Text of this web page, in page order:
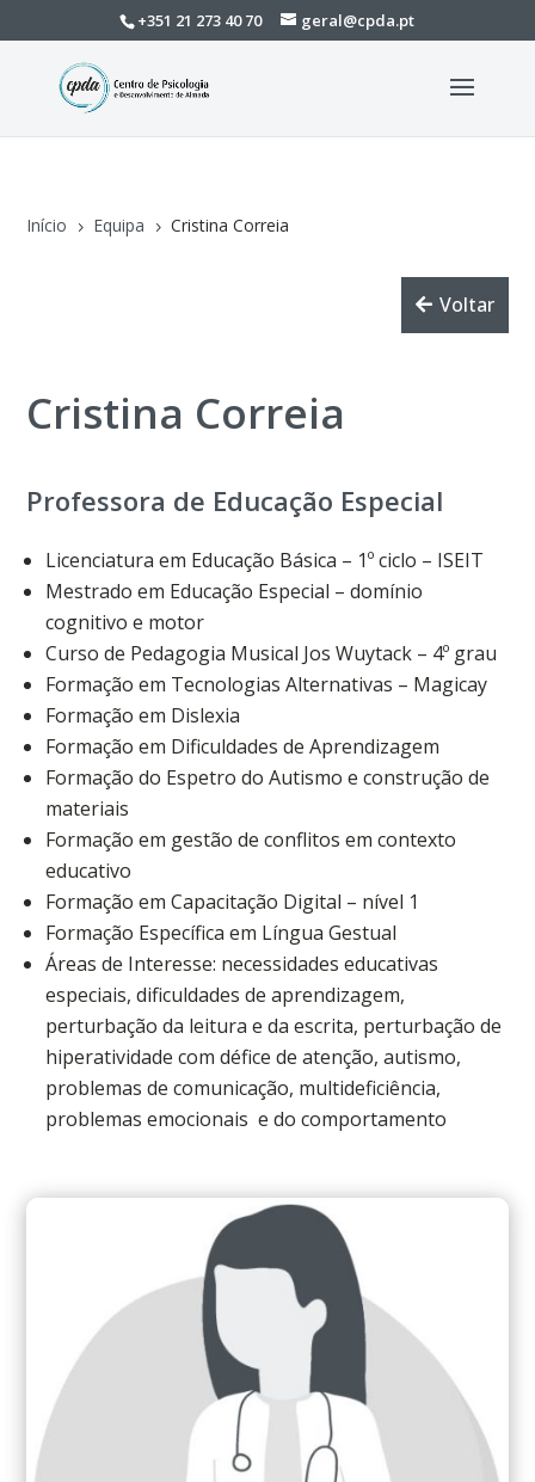
+351 21 273 40 70 geral@cpda.pt
Início 5 Equipa 5 Cristina Correia
Voltar
Cristina Correia
Professora de Educação Especial
Licenciatura em Educação Básica – 1º ciclo – ISEIT
Mestrado em Educação Especial – domínio
cognitivo e motor
Curso de Pedagogia Musical Jos Wuytack – 4º grau
Formação em Tecnologias Alternativas – Magicay
Formação em Dislexia
Formação em Dificuldades de Aprendizagem
Formação do Espetro do Autismo e construção de
materiais
Formação em gestão de conflitos em contexto
educativo
Formação em Capacitação Digital – nível 1
Formação Específica em Língua Gestual
Áreas de Interesse: necessidades educativas
especiais, dificuldades de aprendizagem,
perturbação da leitura e da escrita, perturbação de
hiperatividade com défice de atenção, autismo,
problemas de comunicação, multideficiência,
problemas emocionais e do comportamento